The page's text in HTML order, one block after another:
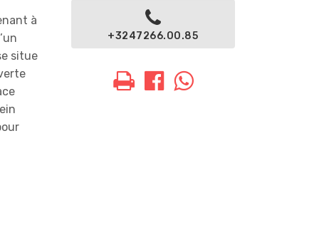
à
situe
+3247266.00.85